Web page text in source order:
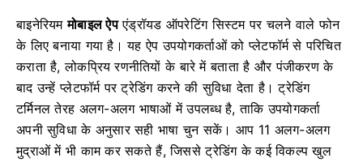
बाइनेरियममोबाइल ऐपएंड्रॉयड ऑपरेटिंग सिस्टम पर चलने वाले फोन
के लिए बनाया गया है। यह ऐप उपयोगकर्ताओं को प्लेटफॉर्म से परिचित
कराता है, लोकप्रिय रणनीतियों के बारे में बताता है और पंजीकरण के
बाद उन्हें प्लेटफॉर्म पर ट्रेडिंग करने की सुविधा देता है। ट्रेडिंग
टर्मिनल तेरह अलग-अलग भाषाओं में उपलब्ध है, ताकि उपयोगकर्ता
अपनी सुविधा के अनुसार सही भाषा चुन सकें। आप 11 अलग-अलग
मुद्राओं में भी काम कर सकते हैं, जिससे ट्रेडिंग के कई विकल्प खुल